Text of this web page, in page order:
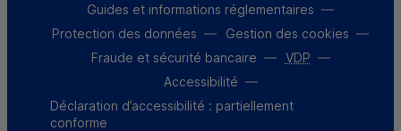
Guides et informations réglementaires
Protection des données
Gestion des cookies
Fraude et sécurité bancaire
VDP
Accessibilité
Déclaration d’accessibilité : partiellement
conforme